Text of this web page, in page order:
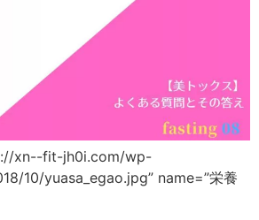
xn--fit-jh0i.com/wp-
10/yuasa_egao.jpg” name=”栄養